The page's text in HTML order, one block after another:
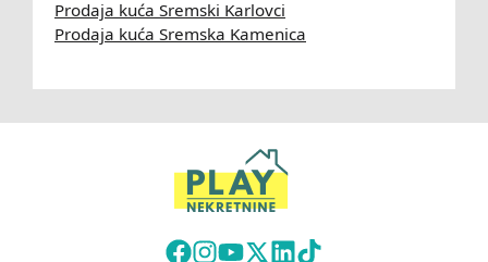
Prodaja kuća Sremski Karlovci
Prodaja kuća Sremska Kamenica